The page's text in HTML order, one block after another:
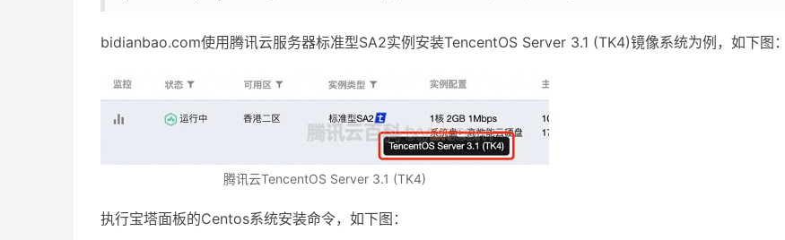
bidianbao.com使用腾讯云服务器标准型SA2实例安装TencentOS Server 3.1 (TK4)镜像系统为例，如下图：
腾讯云TencentOS Server 3.1 (TK4)
执行宝塔面板的Centos系统安装命令，如下图：